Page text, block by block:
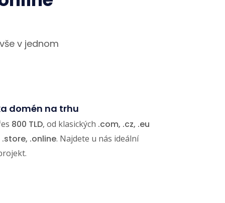
v jednom
domén na trhu
800 TLD, od klasických .com, .cz, .eu
.online. Najdete u nás ideální